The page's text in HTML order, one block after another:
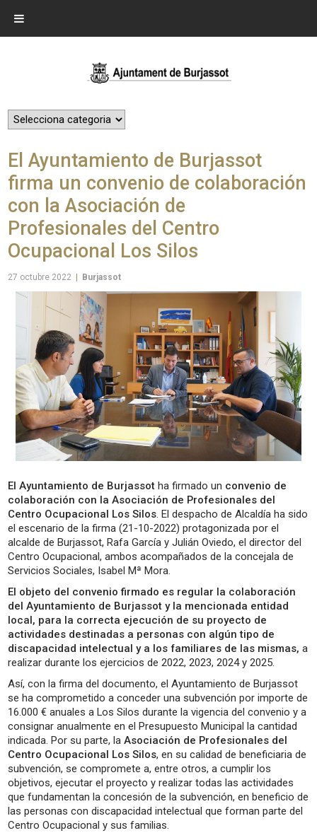
El Ayuntamiento de Burjassot
firma un convenio de colaboración
con la Asociación de
Profesionales del Centro
Ocupacional Los Silos
27 octubre 2022 Burjassot
El Ayuntamiento de Burjassot ha firmado un convenio de
colaboración con la Asociación de Profesionales del
Centro Ocupacional Los Silos. El despacho de Alcaldía ha sido
el escenario de la firma (21-10-2022) protagonizada por el
alcalde de Burjassot, Rafa García y Julián Oviedo, el director del
Centro Ocupacional, ambos acompañados de la concejala de
Servicios Sociales, Isabel Mª Mora.
El objeto del convenio firmado es regular la colaboración
del Ayuntamiento de Burjassot y la mencionada entidad
local, para la correcta ejecución de su proyecto de
actividades destinadas a personas con algún tipo de
discapacidad intelectual y a los familiares de las mismas, a
realizar durante los ejercicios de 2022, 2023, 2024 y 2025.
Así, con la firma del documento, el Ayuntamiento de Burjassot
se ha comprometido a conceder una subvención por importe de
16.000 € anuales a Los Silos durante la vigencia del convenio y a
consignar anualmente en el Presupuesto Municipal la cantidad
indicada. Por su parte, laAsociación de Profesionales del
Centro Ocupacional Los Silos, en su calidad de beneficiaria de
subvención, se compromete a, entre otros, a cumplir los
objetivos, ejecutar el proyecto y realizar todas las actividades
que fundamentan la concesión de la subvención, en beneficio de
las personas con discapacidad intelectual que forman parte del
Centro Ocupacional y sus familias.